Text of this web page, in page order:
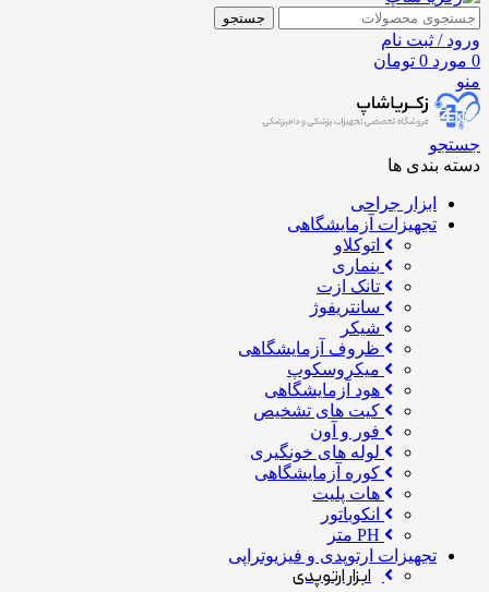
جستجو
ورود / ثبت نام
0 مورد 0 تومان
منو
جستجو
دسته بندی ها
ابزار جراحی
تجهیزات آزمایشگاهی
اتوکلاو
بنماری
تانک ازت
سانتریفوژ
شیکر
ظروف آزمایشگاهی
میکروسکوپ
هود آزمایشگاهی
کیت های تشخیص
فور و آون
لوله های خونگیری
کوره آزمایشگاهی
هات پلیت
انکوباتور
PH متر
تجهیزات ارتوپدی و فیزیوتراپی
ابزار ارتوپدی